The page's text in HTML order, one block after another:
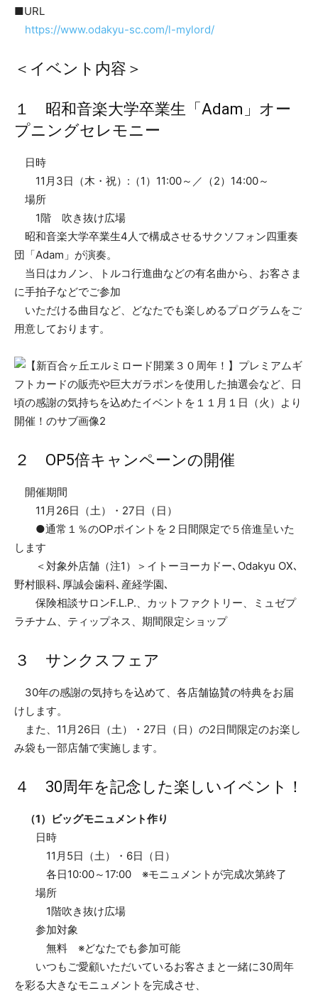
■URL
https://www.odakyu-sc.com/l-mylord/
＜イベント内容＞
１ 昭和音楽大学卒業生「Adam」オー
プニングセレモニー
日時
11月3日（木・祝）:（1）11:00～／（2）14:00～
場所
1階 吹き抜け広場
昭和音楽大学卒業生4人で構成させるサクソフォン四重奏
団「Adam」が演奏。
当日はカノン、トルコ行進曲などの有名曲から、お客さま
に手拍子などでご参加
いただける曲目など、どなたでも楽しめるプログラムをご
用意しております。
２ OP5倍キャンペーンの開催
開催期間
11月26日（土）・27日（日）
●通常１％のOPポイントを２日間限定で５倍進呈いた
します
＜対象外店舗（注1）＞イトーヨーカドー､Odakyu OX､
野村眼科､厚誠会歯科､産経学園､
保険相談サロンF.L.P.、カットファクトリー、ミュゼプ
ラチナム、ティップネス、期間限定ショップ
３ サンクスフェア
30年の感謝の気持ちを込めて、各店舗協賛の特典をお届
けします。
また、11月26日（土）・27日（日）の2日間限定のお楽し
み袋も一部店舗で実施します。
４ 30周年を記念した楽しいイベント！
（1）ビッグモニュメント作り
日時
11月5日（土）・6日（日）
各日10:00～17:00 ※モニュメントが完成次第終了
場所
1階吹き抜け広場
参加対象
無料 ※どなたでも参加可能
いつもご愛顧いただいているお客さまと一緒に30周年
を彩る大きなモニュメントを完成させ、